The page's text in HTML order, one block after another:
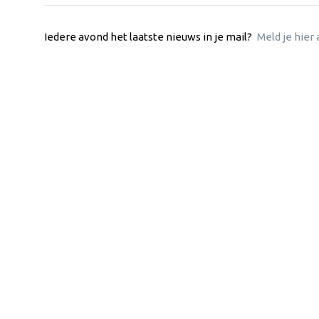
Iedere avond het laatste nieuws in je mail? Meld je hier